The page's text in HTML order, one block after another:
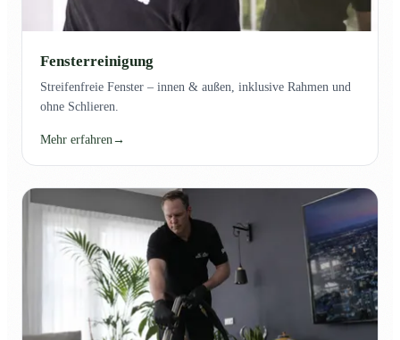
Fensterreinigung
Streifenfreie Fenster – innen & außen, inklusive Rahmen und
ohne Schlieren.
Mehr erfahren→